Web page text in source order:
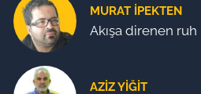
MURAT İPEKTEN
Akışa direnen ruh
AZIZ YIĞIT